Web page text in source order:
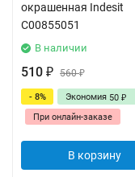
окрашенная Indesit
C00855051
В наличии
510 ₽ 560₽
- 8% Экономия 50 ₽
При онлайн-заказе
В корзину